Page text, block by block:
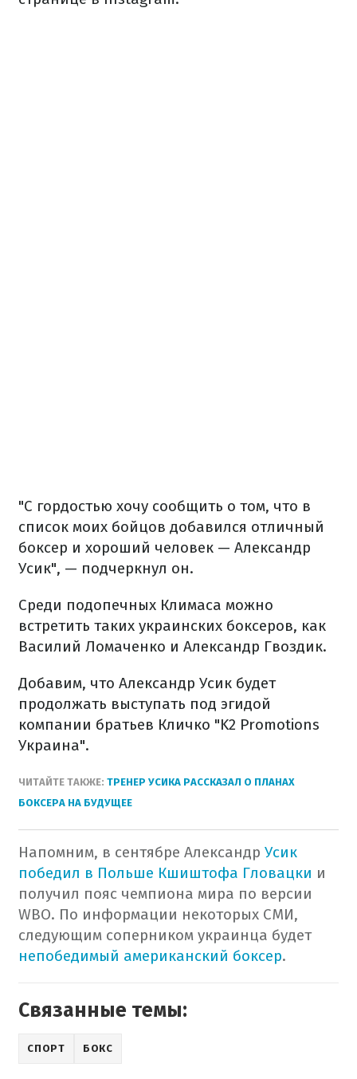
"С гордостью хочу сообщить о том, что в
список моих бойцов добавился отличный
боксер и хороший человек — Александр
Усик", — подчеркнул он.
Среди подопечных Климаса можно
встретить таких украинских боксеров, как
Василий Ломаченко и Александр Гвоздик.
Добавим, что Александр Усик будет
продолжать выступать под эгидой
компании братьев Кличко "K2 Promotions
Украина".
ЧИТАЙТЕ ТАКЖЕ: ТРЕНЕР УСИКА РАССКАЗАЛ О ПЛАНАХ
БОКСЕРА НА БУДУЩЕЕ
Напомним, в сентябре Александр Усик
победил в Польше Кшиштофа Гловацки и
получил пояс чемпиона мира по версии
WBO. По информации некоторых СМИ,
следующим соперником украинца будет
непобедимый американский боксер.
Связанные темы:
СПОРТ БОКС